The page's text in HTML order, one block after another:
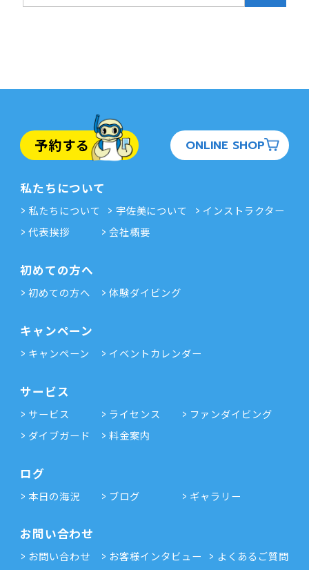
予約する ONLINE SHOP
私たちについて
私たちについて 宇佐美について
インストラクター
代表挨拶
会社概要
初めての方へ
初めての方へ 体験ダイビング
キャンペーン
キャンペーン イベントカレンダー
サービス
サービス ライセンス
ファンダイビング
ダイブガード
料金案内
ログ
本日の海況 ブログ ギャラリー
お問い合わせ
お問い合わせ お客様インタビュー よくあるご質問